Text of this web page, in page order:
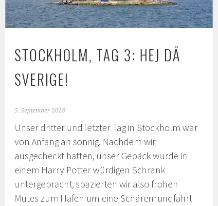
STOCKHOLM, TAG 3: HEJ DÅ
SVERIGE!
5. September 2018
Unser dritter und letzter Tag in Stockholm war
von Anfang an sonnig. Nachdem wir
ausgecheckt hatten, unser Gepäck wurde in
einem Harry Potter würdigen Schrank
untergebracht, spazierten wir also frohen
Mutes zum Hafen um eine Schärenrundfahrt